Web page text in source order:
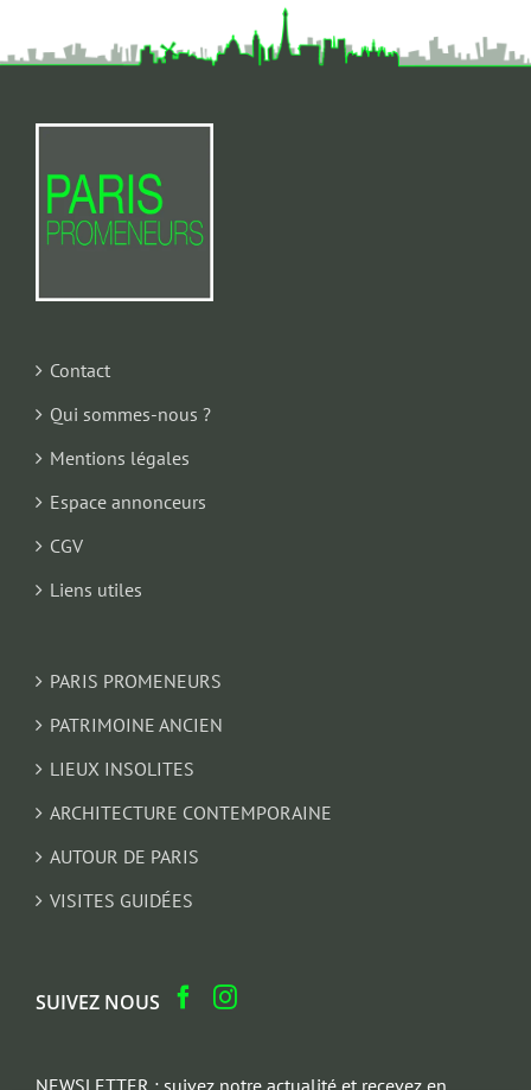
Contact
Qui sommes-nous ?
Mentions légales
Espace annonceurs
CGV
Liens utiles
PARIS PROMENEURS
PATRIMOINE ANCIEN
LIEUX INSOLITES
ARCHITECTURE CONTEMPORAINE
AUTOUR DE PARIS
VISITES GUIDÉES
SUIVEZ NOUS
NEWSLETTER : suivez notre actualité et recevez en